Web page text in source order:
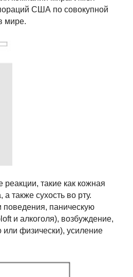
США по совокупной
мире.
такие как кожная
также сухость во рту.
паническую
и алкоголя), возбуждение,
или физически), усиление